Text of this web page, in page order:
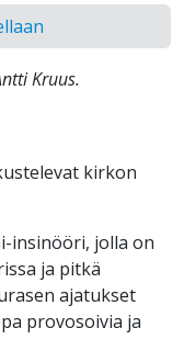
Kruus.
kirkon
insinööri, jolla on
ja pitkä
ajatukset
provosoivia ja